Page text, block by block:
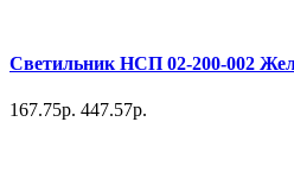
Светильник НСП 02-200-002
167.75р. 447.57р.